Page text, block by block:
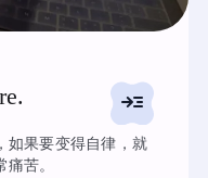
read_more
如果要变得自律，就
苦。